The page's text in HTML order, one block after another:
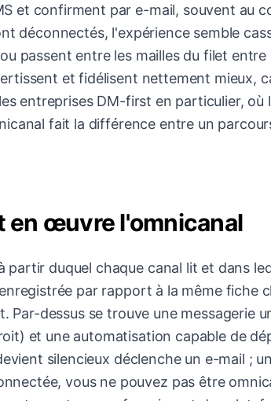
et confirment par e-mail, souvent au
déconnectés, l'expérience semble
passent entre les mailles du filet entre
et fidélisent nettement mieux,
entreprises DM-first en particulier, où
fait la différence entre un
en œuvre l'omnicanal
partir duquel chaque canal lit et dans
par rapport à la même fiche
dessus se trouve une messagerie
et une automatisation capable de
silencieux déclenche un e-mail ;
vous ne pouvez pas être